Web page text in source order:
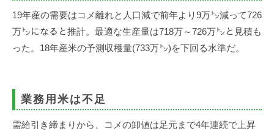
19年産の需要はコメ離れと人口減で前年より9万㌧減って726
万㌧になると推計。最適な生産量は718万～726万㌧と見積も
った。18年産米の予測収穫量(733万㌧)を下回る水準だ。
業務用米は不足
需給引き締まりから、コメの卸値は足元まで4年連続で上昇